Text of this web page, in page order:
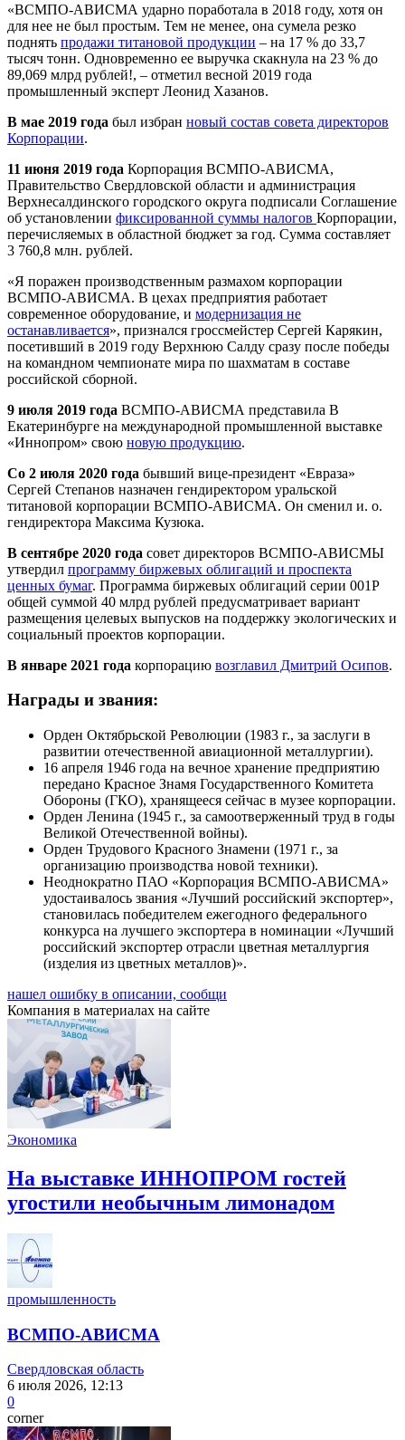
«ВСМПО-АВИСМА ударно поработала в 2018 году, хотя он
для нее не был простым. Тем не менее, она сумела резко
поднять продажи титановой продукции – на 17 % до 33,7
тысяч тонн. Одновременно ее выручка скакнула на 23 % до
89,069 млрд рублей!, – отметил весной 2019 года
промышленный эксперт Леонид Хазанов.
В мае 2019 года был избран новый состав совета директоров
Корпорации.
11 июня 2019 года Корпорация ВСМПО-АВИСМА,
Правительство Свердловской области и администрация
Верхнесалдинского городского округа подписали Соглашение
об установлении фиксированной суммы налогов Корпорации,
перечисляемых в областной бюджет за год. Сумма составляет
3 760,8 млн. рублей.
«Я поражен производственным размахом корпорации
ВСМПО-АВИСМА. В цехах предприятия работает
современное оборудование, и модернизация не
останавливается», признался гроссмейстер Сергей Карякин,
посетивший в 2019 году Верхнюю Салду сразу после победы
на командном чемпионате мира по шахматам в составе
российской сборной.
9 июля 2019 года ВСМПО-АВИСМА представила В
Екатеринбурге на международной промышленной выставке
«Иннопром» свою новую продукцию.
Со 2 июля 2020 года бывший вице-президент «Евраза»
Сергей Степанов назначен гендиректором уральской
титановой корпорации ВСМПО-АВИСМА. Он сменил и. о.
гендиректора Максима Кузюка.
В сентябре 2020 года совет директоров ВСМПО-АВИСМЫ
утвердил программу биржевых облигаций и проспекта
ценных бумаг. Программа биржевых облигаций серии 001Р
общей суммой 40 млрд рублей предусматривает вариант
размещения целевых выпусков на поддержку экологических и
социальный проектов корпорации.
В январе 2021 года корпорацию возглавил Дмитрий Осипов.
Награды и звания:
Орден Октябрьской Революции (1983 г., за заслуги в
развитии отечественной авиационной металлургии).
16 апреля 1946 года на вечное хранение предприятию
передано Красное Знамя Государственного Комитета
Обороны (ГКО), хранящееся сейчас в музее корпорации.
Орден Ленина (1945 г., за самоотверженный труд в годы
Великой Отечественной войны).
Орден Трудового Красного Знамени (1971 г., за
организацию производства новой техники).
Неоднократно ПАО «Корпорация ВСМПО-АВИСМА»
удостаивалось звания «Лучший российский экспортер»,
становилась победителем ежегодного федерального
конкурса на лучшего экспортера в номинации «Лучший
российский экспортер отрасли цветная металлургия
(изделия из цветных металлов)».
нашел ошибку в описании, сообщи
Компания в материалах на сайте
Экономика
На выставке ИННОПРОМ гостей
угостили необычным лимонадом
промышленность
ВСМПО-АВИСМА
Свердловская область
6 июля 2026, 12:13
0
corner